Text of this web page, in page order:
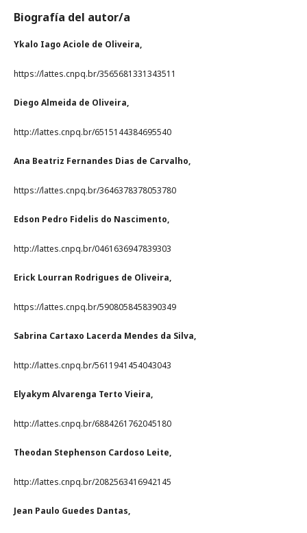
Biografía del autor/a
Ykalo Iago Aciole de Oliveira,
https://lattes.cnpq.br/3565681331343511
Diego Almeida de Oliveira,
http://lattes.cnpq.br/6515144384695540
Ana Beatriz Fernandes Dias de Carvalho,
https://lattes.cnpq.br/3646378378053780
Edson Pedro Fidelis do Nascimento,
http://lattes.cnpq.br/0461636947839303
Erick Lourran Rodrigues de Oliveira,
https://lattes.cnpq.br/5908058458390349
Sabrina Cartaxo Lacerda Mendes da Silva,
http://lattes.cnpq.br/5611941454043043
Elyakym Alvarenga Terto Vieira,
http://lattes.cnpq.br/6884261762045180
Theodan Stephenson Cardoso Leite,
http://lattes.cnpq.br/2082563416942145
Jean Paulo Guedes Dantas,